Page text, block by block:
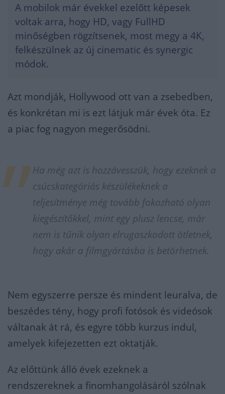
A mobilok már évekkel ezelőtt képesek
voltak arra, hogy HD, vagy FullHD
minőségben rögzítsenek, most megy a 4K,
felkészülnek az új cinematic és synergic
módok.
Azt mondják, Hollywood ott van a zsebedben,
és konkrétan mi is ezt látjuk már évek óta. Ez
a piac fog nagyon megerősödni.
Ha még azt is hozzávesszük, hogy ezeknek a
csúcskategóriás készülékeknek a
teljesítménye még tovább fokozható olyan
kiegészítőkkel, mint egy plusz lencse, már
nem is tűnik olyan elrugaszkodott ötletnek,
hogy akár a filmgyártásba is betörhetnek.
Nem egyszerre persze és mindent leuralva, de
beszédes tény, hogy profi fotósok és videósok
váltanak át rá, és egyre több kurzus indul,
amelyek kifejezetten ezt oktatják.
Az előttünk álló évek ezeknek a
rendszereknek a finomhangolásáról szólnak